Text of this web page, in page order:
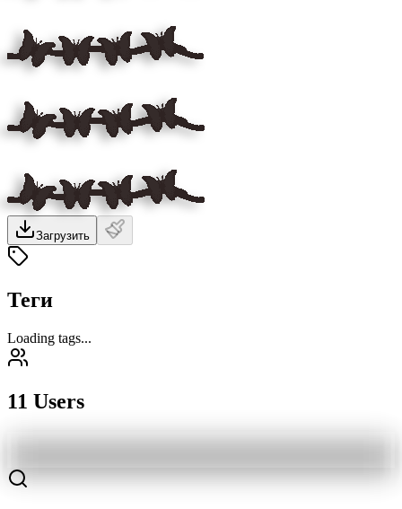
Загрузить
Теги
Loading tags...
11 Users